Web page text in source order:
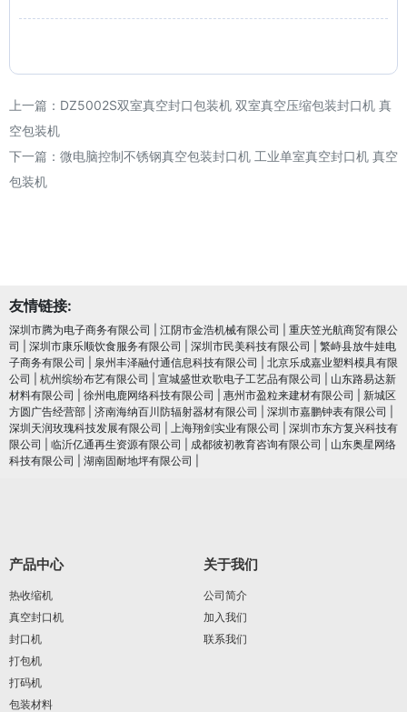
上一篇： DZ5002S双室真空封口包装机 双室真空压缩包装封口机 真
空包装机
下一篇： 微电脑控制不锈钢真空包装封口机 工业单室真空封口机 真空
包装机
友情链接:
深圳市腾为电子商务有限公司 江阴市金浩机械有限公司
重庆笠光航商贸有限公
司
深圳市康乐顺饮食服务有限公司 深圳市民美科技有限公司
繁峙县放牛娃电
子商务有限公司
泉州丰泽融付通信息科技有限公司
北京乐成嘉业塑料模具有限
公司
杭州缤纷布艺有限公司 宣城盛世欢歌电子工艺品有限公司
山东路易达新
材料有限公司
徐州电鹿网络科技有限公司 惠州市盈粒来建材有限公司
新城区
方圆广告经营部
济南海纳百川防辐射器材有限公司 深圳市嘉鹏钟表有限公司
深圳天润玫瑰科技发展有限公司
上海翔剑实业有限公司
深圳市东方复兴科技有
限公司
临沂亿通再生资源有限公司 成都彼初教育咨询有限公司
山东奥星网络
科技有限公司
湖南固耐地坪有限公司
产品中心
热收缩机
真空封口机
封口机
打包机
打码机
包装材料
关于我们
公司简介
加入我们
联系我们